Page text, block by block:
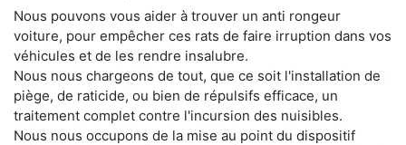
Nous pouvons vous aider à trouver un anti rongeur
voiture, pour empêcher ces rats de faire irruption dans vos
véhicules et de les rendre insalubre.
Nous nous chargeons de tout, que ce soit l'installation de
piège, de raticide, ou bien de répulsifs efficace, un
traitement complet contre l'incursion des nuisibles.
Nous nous occupons de la mise au point du dispositif